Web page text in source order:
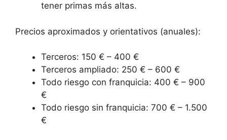
tener primas más altas.
Precios aproximados y orientativos (anuales):
Terceros: 150 € – 400 €
Terceros ampliado: 250 € – 600 €
Todo riesgo con franquicia: 400 € – 900
€
Todo riesgo sin franquicia: 700 € – 1.500
€